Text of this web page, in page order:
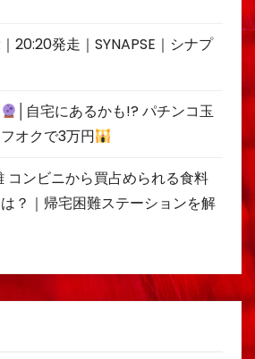
20:20発走｜SYNAPSE｜シナプ
│自宅にあるかも!? パチンコ玉
オクで3万円
コンビニから買占められる食料
？｜帰宅困難ステーションを解